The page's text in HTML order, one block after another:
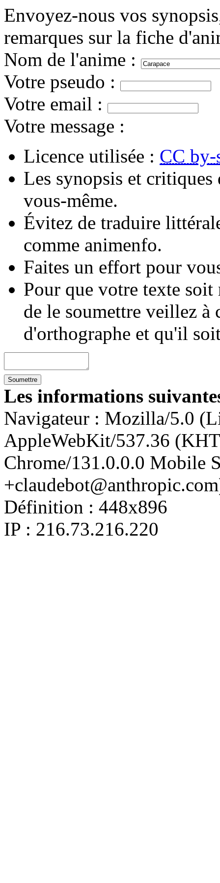
Envoyez-nous vos
remarques sur la fiche
Nom de l'anime :
Votre pseudo :
Votre email :
Votre message :
Licence utilisée : CC by-
Les synopsis et
vous-même.
Évitez de traduire
comme animenfo.
Faites un effort pour
Pour que votre texte
de le soumettre veillez à
d'orthographe et qu'il
Les informations
Navigateur : Mozilla/5.0
AppleWebKit/537.36
Chrome/131.0.0.0 Mobile
Définition : 448x896
IP : 216.73.216.220